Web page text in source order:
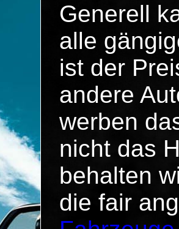
Generell
alle
ist der
andere
werben
nicht das
behalten
die fair